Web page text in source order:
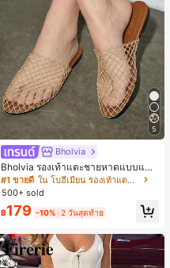
5
Bholvia
Bholvia รองเท้าแตะชายหาดแบบแบน
สบาย ๆ ลายฉลุมาใหม่สำหรับผู้หญิง
#1 ขายดี
ใน โบฮีเมียน รองเท้าแตะผู้หญิง
500+ sold
฿179 -10% 2 วันสุดท้าย